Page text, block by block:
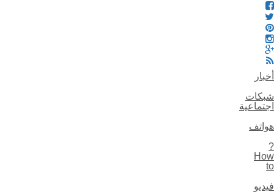
أخبار
شبكات
اجتماعية
هواتف
?
How
to
فيديو